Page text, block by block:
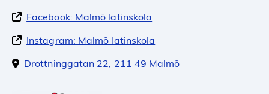
Facebook: Malmö latinskola
Instagram: Malmö latinskola
Drottninggatan 22, 211 49 Malmö